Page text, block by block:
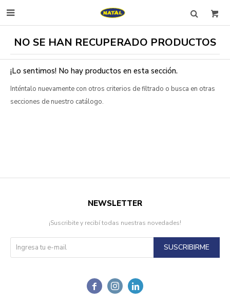

NO SE HAN RECUPERADO PRODUCTOS
¡Lo sentimos! No hay productos en esta sección.
Inténtalo nuevamente con otros criterios de filtrado o busca en otras
secciones de nuestro catálogo.
  
NEWSLETTER
¡Suscribite y recibí todas nuestras novedades!
SUSCRIBIRME